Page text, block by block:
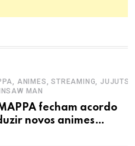
ANIMES, STREAMING, JUJUTSU
MAN
fecham acordo
novos animes